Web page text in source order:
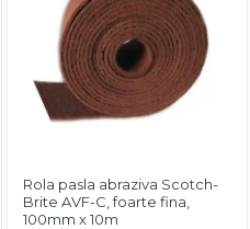
Rola pasla abraziva Scotch-
Brite AVF-C, foarte fina,
100mm x 10m